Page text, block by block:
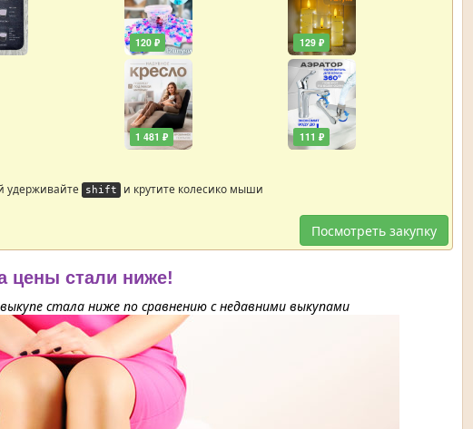
120 ₽
1 481 ₽
129 ₽
111 ₽
удерживайте shift и крутите колесико мыши
Посмотреть закупку
цены стали ниже!
стала ниже по сравнению с недавними выкупами